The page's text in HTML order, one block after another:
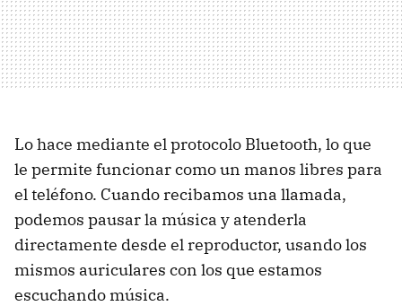
Lo hace mediante el protocolo Bluetooth, lo que
le permite funcionar como un manos libres para
el teléfono. Cuando recibamos una llamada,
podemos pausar la música y atenderla
directamente desde el reproductor, usando los
mismos auriculares con los que estamos
escuchando música.